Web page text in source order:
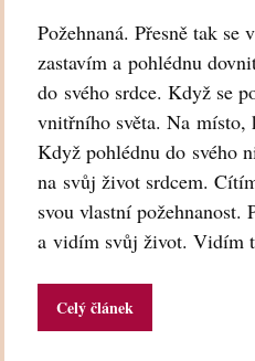
Požehnaná. Přesně tak se
zastavím a pohlédnu
do svého srdce. Když se
vnitřního světa. Na místo,
Když pohlédnu do svého
na svůj život srdcem.
svou vlastní požehnanost.
a vidím svůj život. Vidím
Celý článek